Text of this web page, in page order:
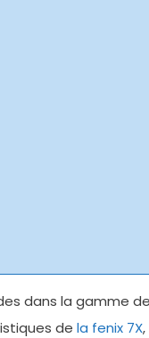
dans la gamme
de la fenix 7X